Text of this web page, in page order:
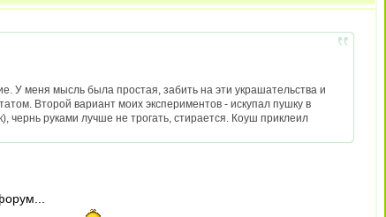
У меня мысль была простая, забить на эти украшательства и
Второй вариант моих экспериментов - искупал пушку в
чернь руками лучше не трогать, стирается. Коуш приклеил